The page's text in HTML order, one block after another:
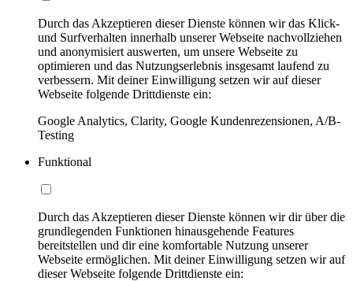
Durch das Akzeptieren dieser Dienste können wir das Klick-
und Surfverhalten innerhalb unserer Webseite nachvollziehen
und anonymisiert auswerten, um unsere Webseite zu
optimieren und das Nutzungserlebnis insgesamt laufend zu
verbessern. Mit deiner Einwilligung setzen wir auf dieser
Webseite folgende Drittdienste ein:
Google Analytics, Clarity, Google Kundenrezensionen, A/B-
Testing
Funktional
Durch das Akzeptieren dieser Dienste können wir dir über die
grundlegenden Funktionen hinausgehende Features
bereitstellen und dir eine komfortable Nutzung unserer
Webseite ermöglichen. Mit deiner Einwilligung setzen wir auf
dieser Webseite folgende Drittdienste ein: